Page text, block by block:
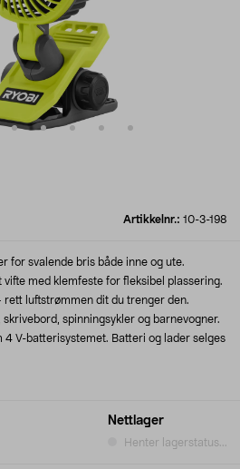
Artikkelnr.: 10-3-198
Nettlager
Henter lagerstatus...
for svalende bris både inne og ute.
med klemfeste for fleksibel plassering.
luftstrømmen dit du trenger den.
skrivebord, spinningsykler og barnevogner.
4 V-batterisystemet. Batteri og lader selges